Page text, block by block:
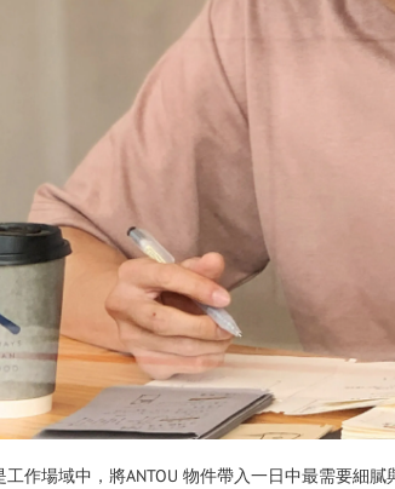
工作場域中，將ANTOU 物件帶入一日中最需要細